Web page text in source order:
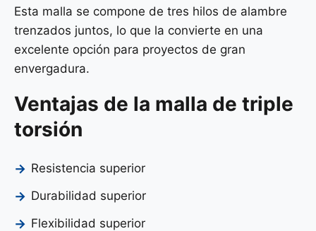
Esta malla se compone de tres hilos de alambre
trenzados juntos, lo que la convierte en una
excelente opción para proyectos de gran
envergadura.
Ventajas de la malla de triple
torsión
Resistencia superior
Durabilidad superior
Flexibilidad superior